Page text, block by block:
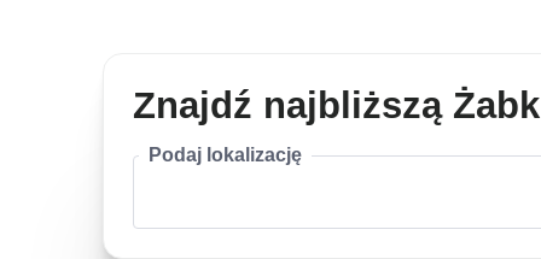
Znajdź najbliższą
Podaj lokalizację